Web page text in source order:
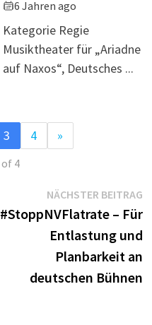
6 Jahren ago
Kategorie Regie
Musiktheater für „Ariadne
auf Naxos“, Deutsches ...
3 4 »
of 4
NÄCHSTER BEITRAG
#StoppNVFlatrate – Für
Entlastung und
Planbarkeit an
deutschen Bühnen